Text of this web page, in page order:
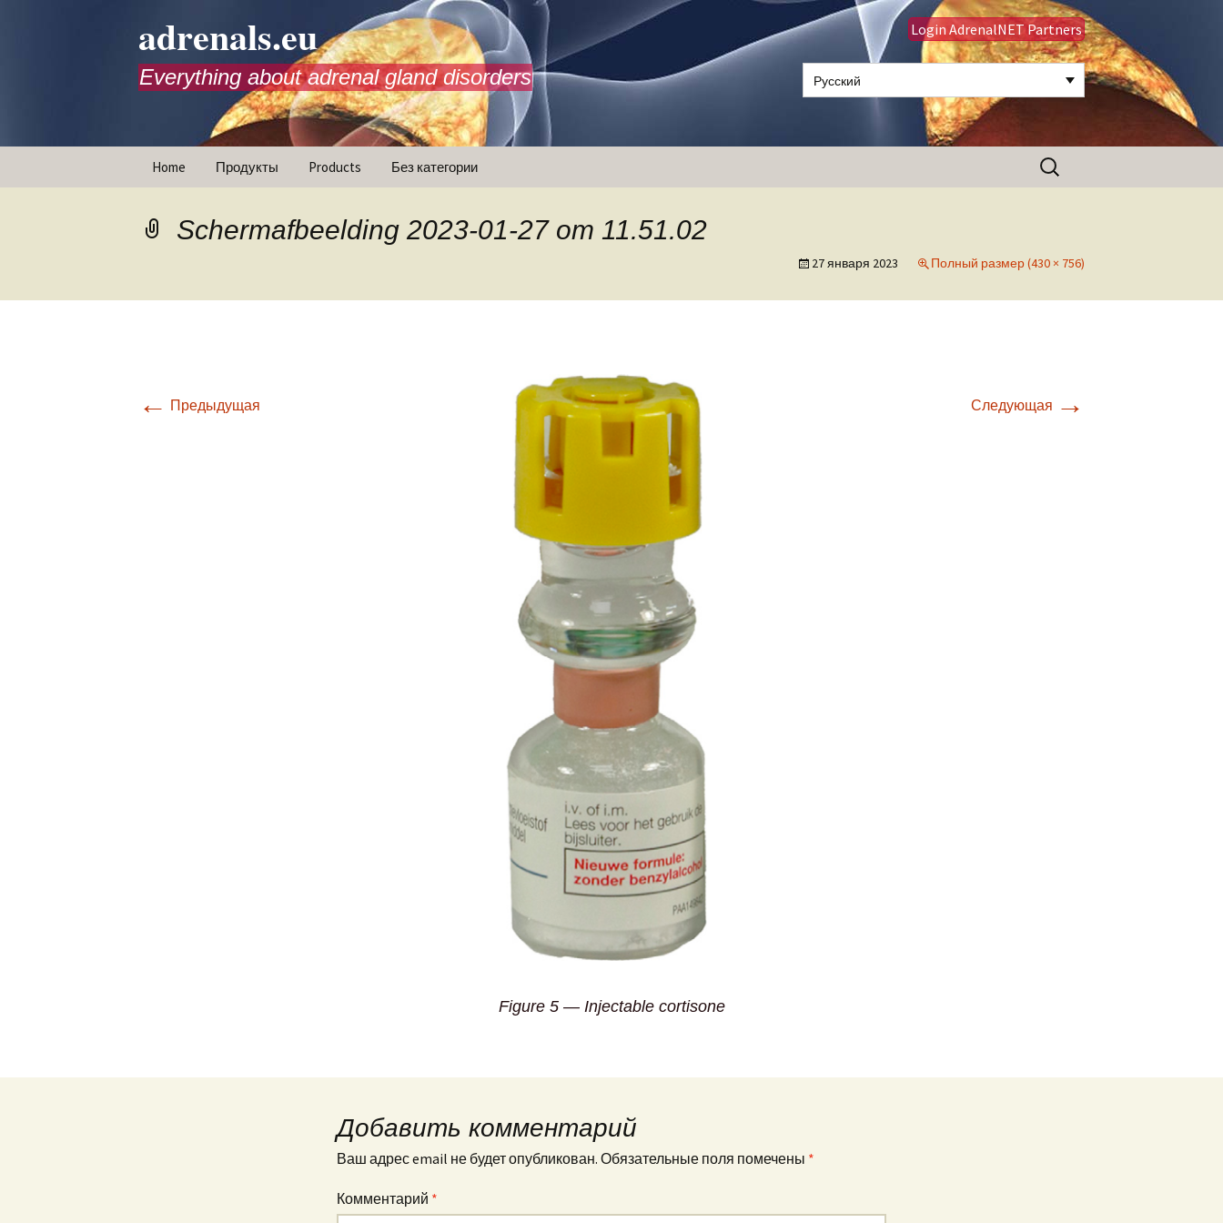
adrenals.eu
Everything about adrenal gland disorders
Login AdrenalNET Partners
Русский
Home Продукты Products Без категории
Найти:
Scherm­afbeelding 2023-01-27 om 11.51.02
27 января 2023 Полный размер (430 × 756)
← Предыдущая Следующая →
Figure 5 — Injectable cortisone
Добавить комментарий
Ваш адрес email не будет опубликован. Обязательные поля помечены *
Комментарий *